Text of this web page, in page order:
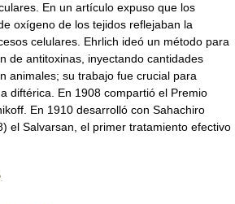
En un artículo expuso que los
oxígeno de los tejidos reflejaban la
celulares. Ehrlich ideó un método para
de antitoxinas, inyectando cantidades
animales; su trabajo fue crucial para
diftérica. En 1908 compartió el Premio
En 1910 desarrolló con Sahachiro
el Salvarsan, el primer tratamiento efectivo